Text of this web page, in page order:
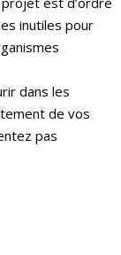
inutiles pour
dans les
de vos
pas